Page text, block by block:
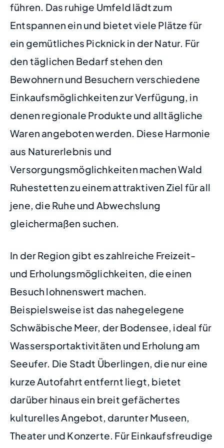
führen. Das ruhige Umfeld lädt zum
Entspannen ein und bietet viele Plätze für
ein gemütliches Picknick in der Natur. Für
den täglichen Bedarf stehen den
Bewohnern und Besuchern verschiedene
Einkaufsmöglichkeiten zur Verfügung, in
denen regionale Produkte und alltägliche
Waren angeboten werden. Diese Harmonie
aus Naturerlebnis und
Versorgungsmöglichkeiten machen Wald
Ruhestetten zu einem attraktiven Ziel für all
jene, die Ruhe und Abwechslung
gleichermaßen suchen.
In der Region gibt es zahlreiche Freizeit-
und Erholungsmöglichkeiten, die einen
Besuch lohnenswert machen.
Beispielsweise ist das nahegelegene
Schwäbische Meer, der Bodensee, ideal für
Wassersportaktivitäten und Erholung am
Seeufer. Die Stadt Überlingen, die nur eine
kurze Autofahrt entfernt liegt, bietet
darüber hinaus ein breit gefächertes
kulturelles Angebot, darunter Museen,
Theater und Konzerte. Für Einkaufsfreudige